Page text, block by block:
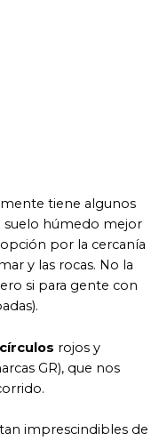
tiene algunos
suelo húmedo mejor
por la cercanía
y las rocas. No la
si para gente con
círculos rojos y
GR), que nos
imprescindibles de